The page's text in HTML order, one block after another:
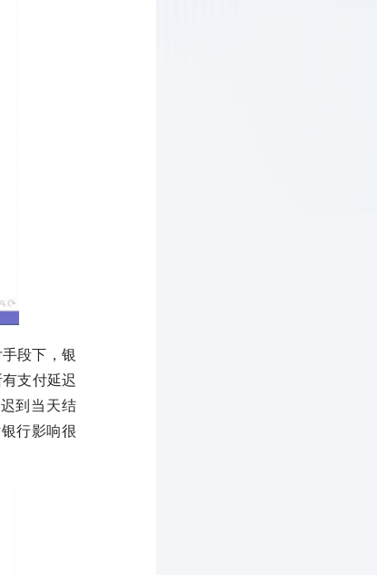
段下，银
支付延迟
到当天结
行影响很